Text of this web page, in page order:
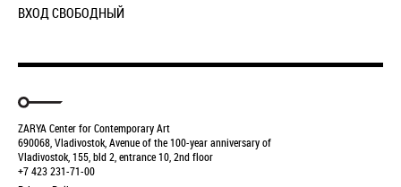
ВХОД СВОБОДНЫЙ
ZARYA Center for Contemporary Art
690068, Vladivostok, Avenue of the 100-year anniversary of
Vladivostok, 155, bld 2, entrance 10, 2nd floor
+7 423 231-71-00